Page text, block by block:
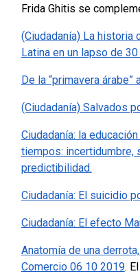
Frida Ghitis se
(Ciudadanía) La historia
Latina en un lapso de 30
De la “primavera árabe”
(Ciudadanía) Salvados
Ciudadanía: la
tiempos: incertidumbre,
predictibilidad.
Ciudadanía: El suicidio
Ciudadanía: El efecto
Anatomía de una
Comercio 06 10 2019.